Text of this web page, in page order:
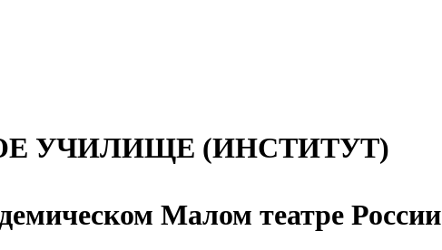
УЧИЛИЩЕ (ИНСТИТУТ)
Малом театре России